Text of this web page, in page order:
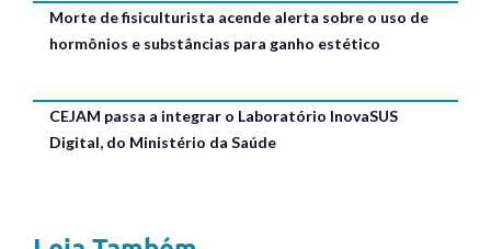
Morte de fisiculturista acende alerta sobre o uso de
hormônios e substâncias para ganho estético
CEJAM passa a integrar o Laboratório InovaSUS
Digital, do Ministério da Saúde